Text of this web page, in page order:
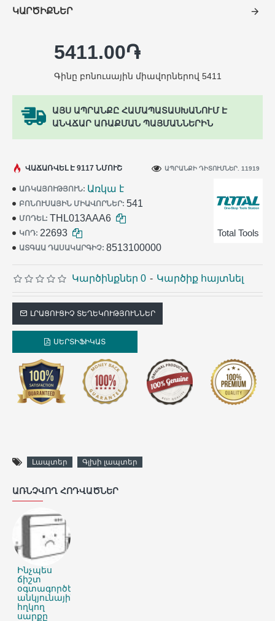
ԿԱՐԾԻՔՆԵՐ
ԱՅՍ ԱՊՐԱՆՔԸ ՀԱՄԱՊԱՏԱՍԽԱՆՈՒՄ Է
ԱՆՎՃԱՐ ԱՌԱՔՄԱՆ ՊԱՅՄԱՆՆԵՐԻՆ
ԱՌԿԱՅՈՒԹՅՈՒՆ: Առկա է
ԲՈՆՈՒՍԱՅԻՆ ՄԻԱՎՈՐՆԵՐ: 541
ՄՈԴԵԼ: THL013AAA6
ԿՈԴ: 22693
ԱՏԳԱԱ ԴԱՍԱԿԱՐԳԻՉ: 8513100000
Total Tools
ՎԱՃԱՌՎԵԼ Է 9117 ՆՄՈՒՇ ԱՊՐԱՆՔԻ ԴԻՏՈՒՄՆԵՐ. 11919
Կարծինքներ 0 - Կարծիք հայտնել
5411.00֏
Գինը բոնուսային միավորներով 5411
ԼՐԱՑՈՒՑԻՉ ՏԵՂԵԿՈՒԹՅՈՒՆՆԵՐ
ՍԵՐՏԻՖԻԿԱՏ
Լապտեր Գլխի լապտեր
ԱՌՆՉՎՈՂ ՀՈԴՎԱԾՆԵՐ
Ինչպես
ճիշտ
օգտագործել
անկյունային
հղկող
սարքը